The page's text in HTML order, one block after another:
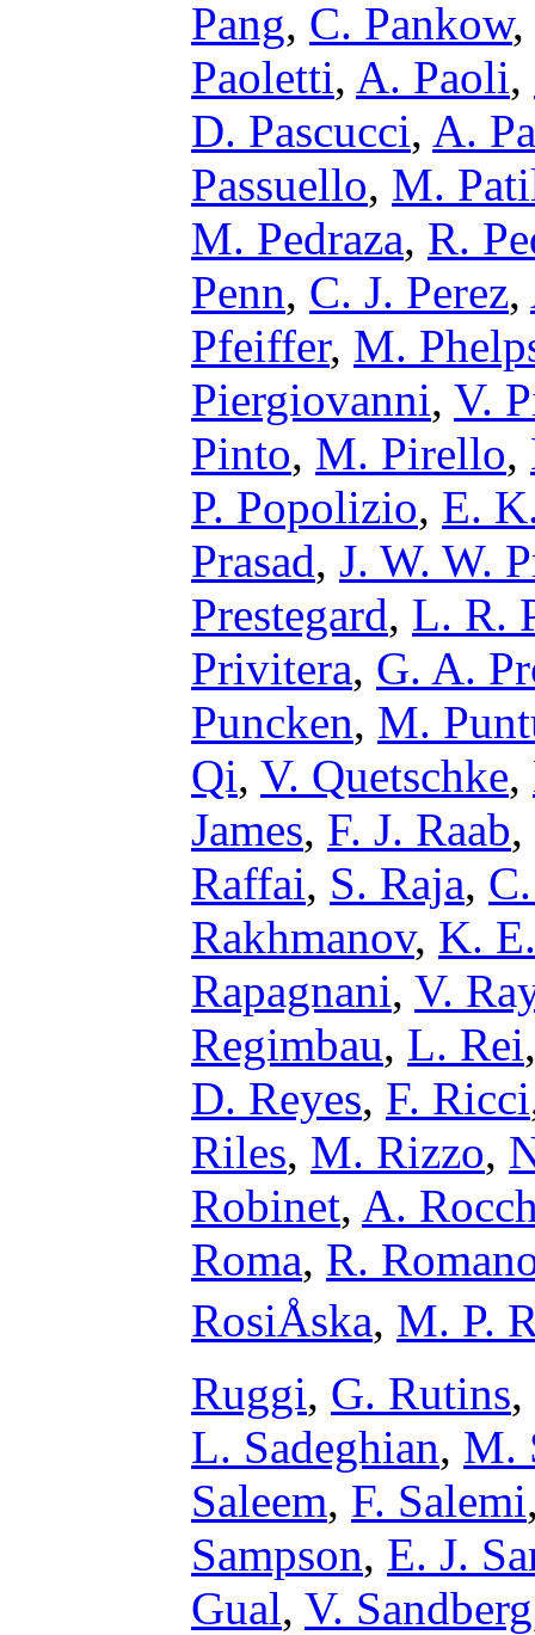
Pang, C. Pankow,
Paoletti, A. Paoli,
D. Pascucci, A.
Passuello, M.
M. Pedraza, R.
Penn, C. J. Perez,
Pfeiffer, M.
Piergiovanni, V.
Pinto, M. Pirello,
P. Popolizio, E.
Prasad, J. W. W.
Prestegard, L. R.
Privitera, G. A.
Puncken, M.
Qi, V. Quetschke,
James, F. J. Raab,
Raffai, S. Raja,
Rakhmanov, K.
Rapagnani, V.
Regimbau, L. Rei
D. Reyes, F. Ricci
Riles, M. Rizzo,
Robinet, A.
Roma, R.
RosiÅska, M. P.
Ruggi, G. Rutins,
L. Sadeghian, M.
Saleem, F. Salemi
Sampson, E. J.
Gual, V. Sandberg